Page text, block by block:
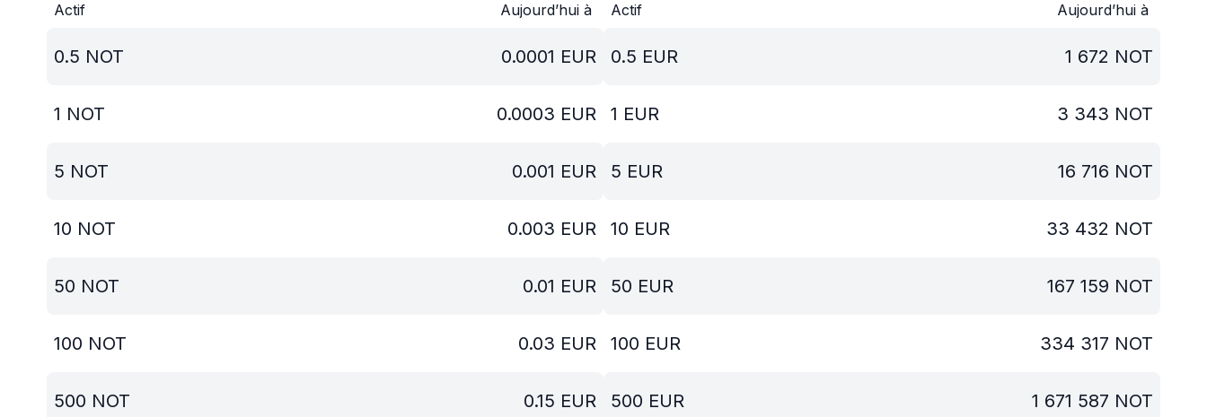
Actif Aujourd’hui à
0.5 NOT 0.0001 EUR
1 NOT 0.0003 EUR
5 NOT 0.001 EUR
10 NOT 0.003 EUR
50 NOT 0.01 EUR
100 NOT 0.03 EUR
500 NOT 0.15 EUR
Actif Aujourd’hui à
0.5 EUR 1 672 NOT
1 EUR 3 343 NOT
5 EUR 16 716 NOT
10 EUR 33 432 NOT
50 EUR 167 159 NOT
100 EUR 334 317 NOT
500 EUR 1 671 587 NOT